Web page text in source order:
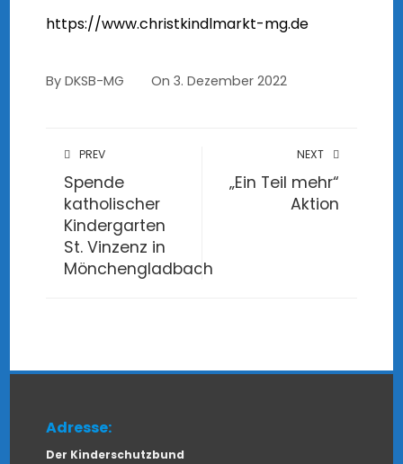
https://www.christkindlmarkt-mg.de
ByDKSB-MG On3. Dezember 2022
PREV
Spende
katholischer
Kindergarten
St. Vinzenz in
Mönchengladbach
NEXT
„Ein Teil mehr“
Aktion
Adresse:
Der Kinderschutzbund